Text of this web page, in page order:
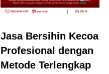
Jasa Bersihin Kecoa
Profesional dengan
Metode Terlengkap